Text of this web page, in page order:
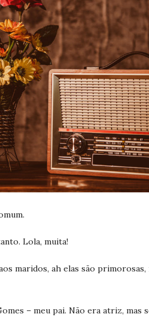
Lola, muita!
maridos, ah elas são primorosas,
– meu pai. Não era atriz,